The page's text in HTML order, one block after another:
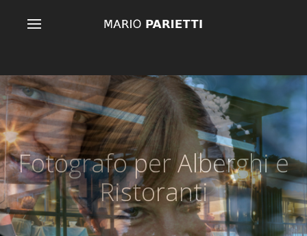
Fotografo per Alberghi e
Ristoranti